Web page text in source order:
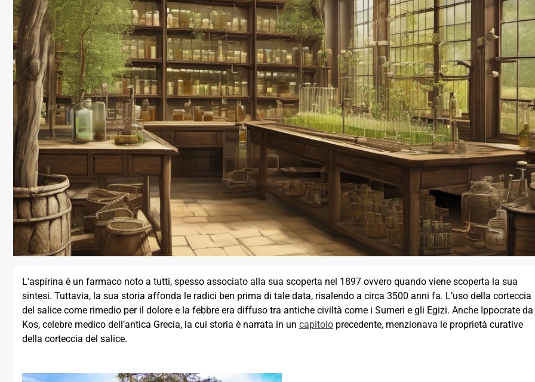
L’aspirina è un farmaco noto a tutti, spesso associato alla sua scoperta nel 1897 ovvero quando viene scoperta la sua
sintesi. Tuttavia, la sua storia affonda le radici ben prima di tale data, risalendo a circa 3500 anni fa. L’uso della corteccia
del salice come rimedio per il dolore e la febbre era diffuso tra antiche civiltà come i Sumeri e gli Egizi. Anche Ippocrate da
Kos, celebre medico dell’antica Grecia, la cui storia è narrata in un capitolo precedente, menzionava le proprietà curative
della corteccia del salice.